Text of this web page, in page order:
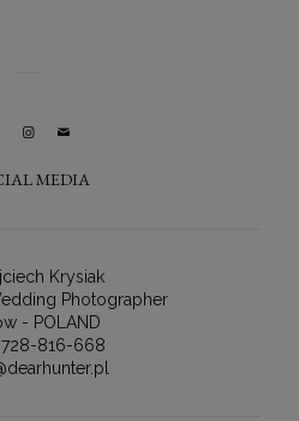
MEDIA
Krysiak
Photographer
- POLAND
816-668